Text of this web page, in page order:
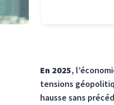
En 2025,
tensions
hausse sans